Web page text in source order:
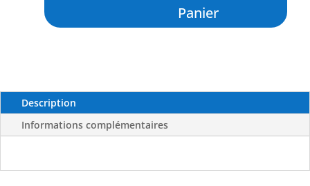
Pacific
Panier
Description
Informations complémentaires